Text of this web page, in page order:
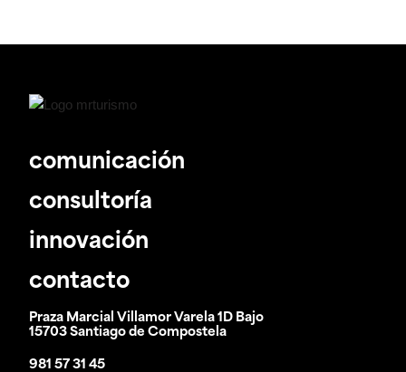
comunicación
consultoría
innovación
contacto
Praza Marcial Villamor Varela 1D Bajo
15703 Santiago de Compostela
981 57 31 45